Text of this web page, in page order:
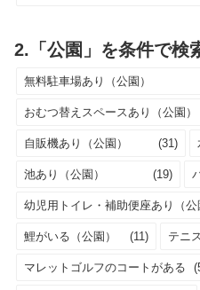
2.「公園」を条件で検
無料駐車場あり（公園）
おむつ替えスペースあり（公園）
自販機あり（公園） (31)
池あり（公園） (19)
幼児用トイレ・補助便座あり（公
鯉がいる（公園） (11) テニ
マレットゴルフのコートがある